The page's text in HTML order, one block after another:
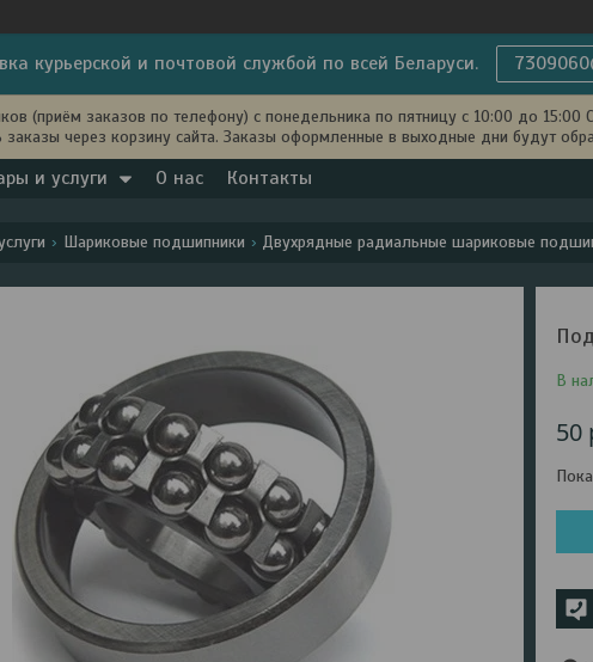
курьерской и почтовой службой по всей Беларуси.
(приём заказов по телефону) с понедельника по пятницу с 10:00 до 15:00
через корзину сайта. Заказы оформленные в выходные дни будут
и услуги О нас Контакты
Шариковые подшипники Двухрядные радиальные шариковые
В
50